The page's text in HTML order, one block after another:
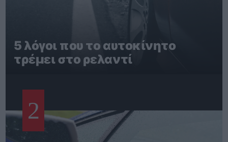
5 λόγοι που το αυτοκίνητο
τρέμει στο ρελαντί
2